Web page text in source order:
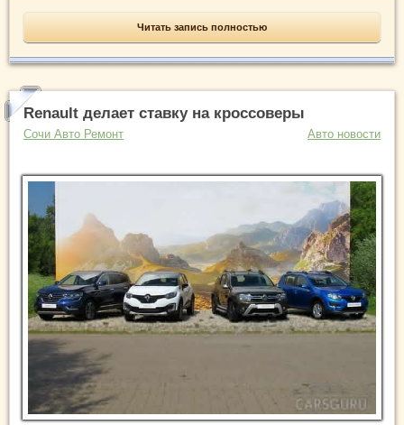
Читать запись полностью
Renault делает ставку на кроссоверы
Сочи Авто Ремонт Авто новости